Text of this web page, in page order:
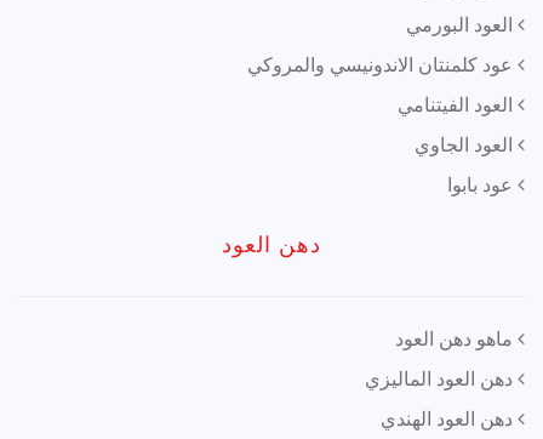
العود البورمي
عود كلمنتان الاندونيسي والمروكي
العود الفيتنامي
العود الجاوي
عود بابوا
دهن العود
ماهو دهن العود
دهن العود الماليزي
دهن العود الهندي